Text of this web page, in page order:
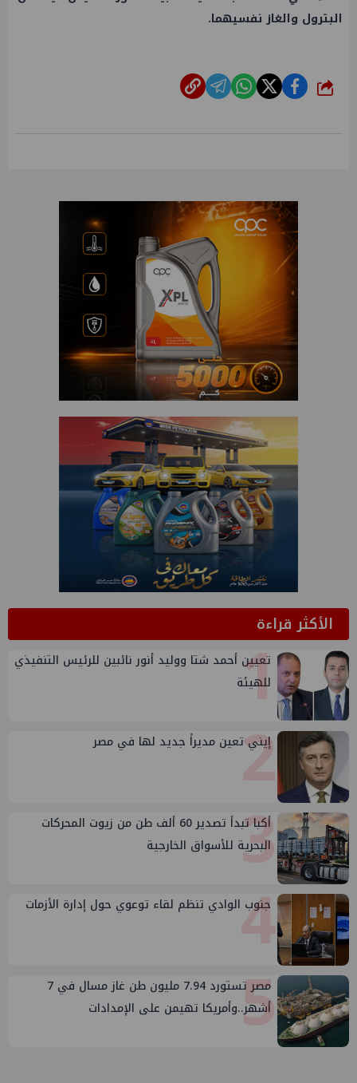
البترول والغاز نفسيهما.
شارك
الأكثر قراءة1
تعيين أحمد شتا ووليد أنور نائبين للرئيس التنفيذي
للهيئة
2
إيني تعين مديراً جديد لها في مصر
3
أكبا تبدأ تصدير 60 ألف طن من زيوت المحركات
البحرية للأسواق الخارجية
4
جنوب الوادي تنظم لقاء توعوي حول إدارة الأزمات
5
مصر تستورد 7.94 مليون طن غاز مسال في 7
أشهر..وأمريكا تهيمن على الإمدادات